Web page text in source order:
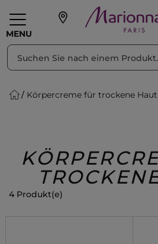
MENU
Geschenke PFLEGE
Beauty Haare
Körpercreme für trockene Haut
4 Produkt(e)
sortieren nach